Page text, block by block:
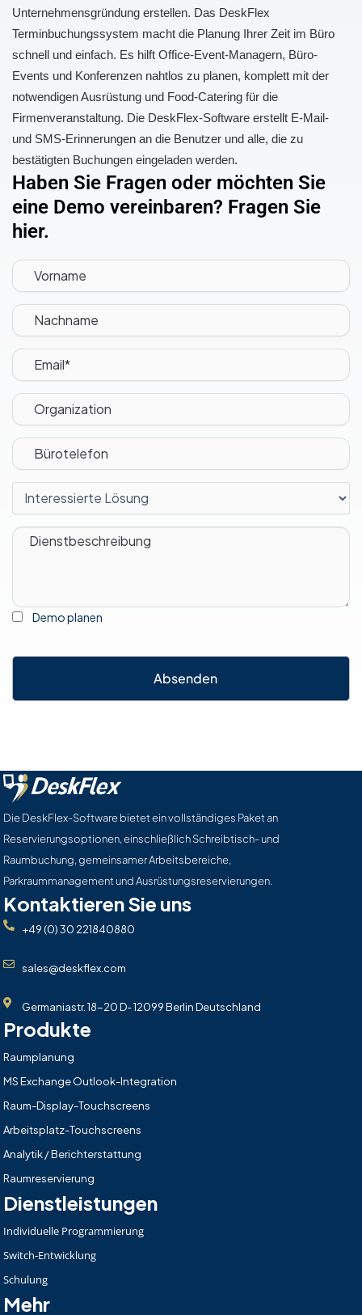
Unternehmensgründung erstellen. Das DeskFlex
Terminbuchungssystem macht die Planung Ihrer Zeit im Büro
schnell und einfach. Es hilft Office-Event-Managern, Büro-
Events und Konferenzen nahtlos zu planen, komplett mit der
notwendigen Ausrüstung und Food-Catering für die
Firmenveranstaltung. Die DeskFlex-Software erstellt E-Mail-
und SMS-Erinnerungen an die Benutzer und alle, die zu
bestätigten Buchungen eingeladen werden.
Haben Sie Fragen oder möchten Sie
eine Demo vereinbaren? Fragen Sie
hier.
Demo planen
Absenden
Die DeskFlex-Software bietet ein vollständiges Paket an
Reservierungsoptionen, einschließlich Schreibtisch- und
Raumbuchung, gemeinsamer Arbeitsbereiche,
Parkraummanagement und Ausrüstungsreservierungen.
Kontaktieren Sie uns
+49 (0) 30 221840880
sales@deskflex.com
Germaniastr. 18-20 D- 12099 Berlin Deutschland
Produkte
Raumplanung
MS Exchange Outlook-Integration
Raum-Display-Touchscreens
Arbeitsplatz-Touchscreens
Analytik / Berichterstattung
Raumreservierung
Dienstleistungen
Individuelle Programmierung
Switch-Entwicklung
Schulung
Mehr